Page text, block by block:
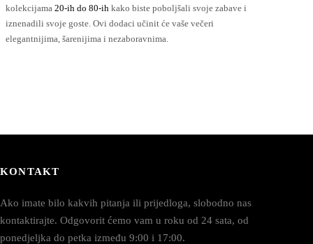
kolekcijama 20-ih do 80-ih kako biste poboljšali svoje zabave i
iznenadili svoje goste. Ovi dodaci učinit će vaše večeri
elegantnijima, šarenijima i nezaboravnima.
KONTAKT
Ako imate bilo kakvih pitanja ili prijedloga, slobodno nas
kontaktirajte. Odgovorit ćemo vam u roku od 24 sata, od
ponedjeljka do petka između 9:00 i 17:00.